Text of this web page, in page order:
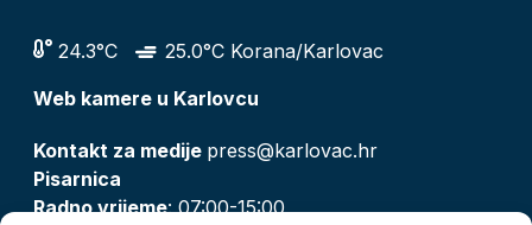
24.3°C
25.0°C Korana/Karlovac
Web kamere u Karlovcu
Kontakt za medije press@karlovac.hr
Pisarnica
Radno vrijeme: 07:00-15:00